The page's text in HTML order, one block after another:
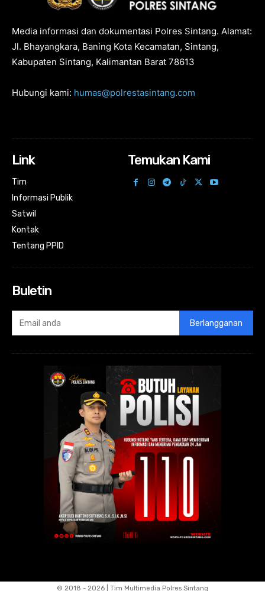
Media informasi dan dokumentasi Polres Sintang. Alamat:
Jl. Bhayangkara, Baning Kota Kecamatan, Sintang,
Kabupaten Sintang, Kalimantan Barat 78613
Hubungi kami: humas@polrestasintang.com
Link
Tim
Informasi Publik
Satwil
Kontak
Tentang PPID
Temukan Kami
Buletin
Berlangganan
© 2018 - 2026 | Tim Multimedia Polres Sintang